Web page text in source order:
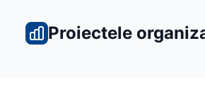
Proiectele